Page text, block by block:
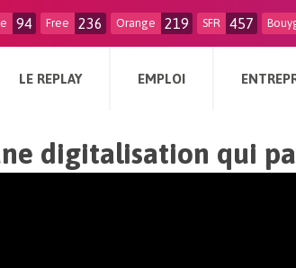
94 Free 236 Orange 219 SFR 457
LE REPLAY EMPLOI
digitalisation qui